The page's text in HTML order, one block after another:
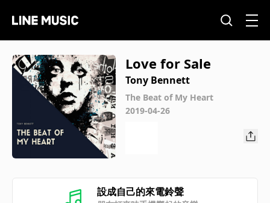
Love for Sale
Tony Bennett
The Beat of My Heart
2019-04-26
設成自己的來電鈴聲